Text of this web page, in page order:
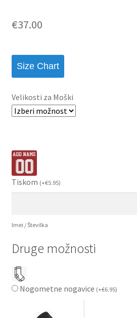
€37.00
Size Chart
Velikosti za Moški
Tiskom (+€5.95)
Imei / Številka
Druge možnosti
Nogometne nogavice (+€6.95)